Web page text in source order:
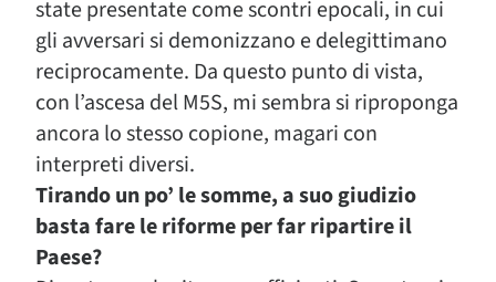
state presentate come scontri epocali, in cui
gli avversari si demonizzano e delegittimano
reciprocamente. Da questo punto di vista,
con l’ascesa del M5S, mi sembra si riproponga
ancora lo stesso copione, magari con
interpreti diversi.
Tirando un po’ le somme, a suo giudizio
basta fare le riforme per far ripartire il
Paese?